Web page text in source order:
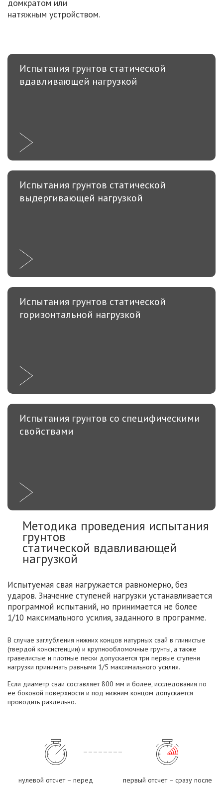
домкратом или
натяжным устройством.
Испытания грунтов статической
вдавливающей нагрузкой
Испытания грунтов статической
выдергивающей нагрузкой
Испытания грунтов статической
горизонтальной нагрузкой
Испытания грунтов со специфическими
свойствами
Методика проведения испытания
грунтов
статической вдавливающей
нагрузкой
Испытуемая свая нагружается равномерно, без
ударов. Значение ступеней нагрузки устанавливается
программой испытаний, но принимается не более
1/10 максимального усилия, заданного в программе.
В случае заглубления нижних концов натурных свай в глинистые
(твердой консистенции) и крупнообломочные грунты, а также
гравелистые и плотные пески допускается три первые ступени
нагрузки принимать равными 1/5 максимального усилия.
Если диаметр сваи составляет 800 мм и более, исследования по
ее боковой поверхности и под нижним концом допускается
проводить раздельно.
нулевой отсчет – перед
первый отсчет – сразу после